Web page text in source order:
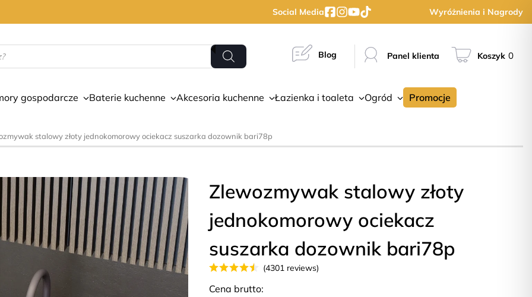
Social Media Wyróżnienia i Nagrody
Blog Panel klienta Koszyk 0
gospodarcze Baterie kuchenne Akcesoria kuchenne Łazienka i toaleta Ogród Promocje
stalowy złoty jednokomorowy ociekacz suszarka dozownik bari78p
Zlewozmywak stalowy złoty
jednokomorowy ociekacz
suszarka dozownik bari78p
(4301 reviews)
Cena brutto: